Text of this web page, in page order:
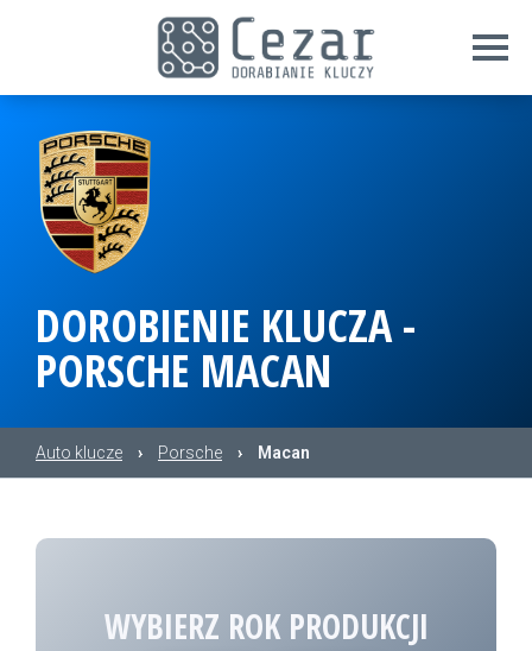
DOROBIENIE KLUCZA -
PORSCHE MACAN
Auto klucze › Porsche › Macan
WYBIERZ ROK PRODUKCJI